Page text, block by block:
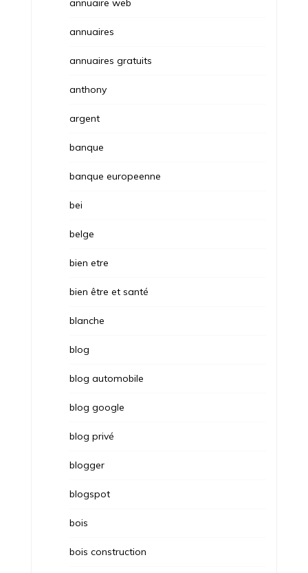
annuaire web
annuaires
annuaires gratuits
anthony
argent
banque
banque europeenne
bei
belge
bien etre
bien être et santé
blanche
blog
blog automobile
blog google
blog privé
blogger
blogspot
bois
bois construction